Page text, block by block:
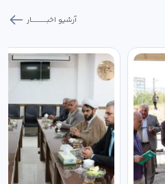
آرشیو اخبـــــــــــار